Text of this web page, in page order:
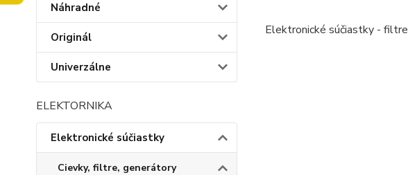
Náhradné
Originál
Univerzálne
ELEKTORNIKA
Elektronické súčiastky
Cievky, filtre, generátory
Elektronické súčiastky - filtre